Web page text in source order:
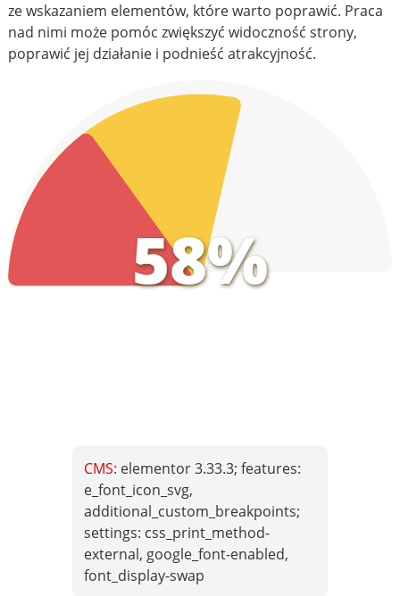
ze wskazaniem elementów, które warto poprawić. Praca
nad nimi może pomóc zwiększyć widoczność strony,
poprawić jej działanie i podnieść atrakcyjność.
58%
CMS: elementor 3.33.3; features:
e_font_icon_svg,
additional_custom_breakpoints;
settings: css_print_method-
external, google_font-enabled,
font_display-swap